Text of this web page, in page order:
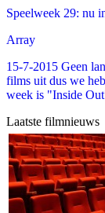
Speelweek 29: nu
Array
15-7-2015 Geen
films uit dus we
week is "Inside
Laatste filmnieuws